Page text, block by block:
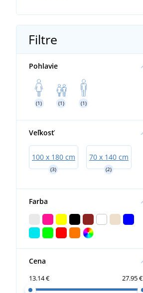
Filtre
Pohlavie
(1) (1) (1)
Veľkosť
100 x 180 cm
(3)
70 x 140 cm
(2)
Farba
Cena
13.14 € 27.95 €